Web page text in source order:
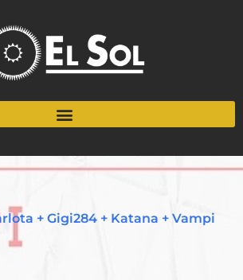
+ Gigi284 + Katana + Vampi